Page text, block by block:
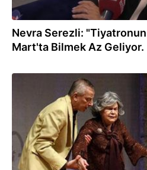
Nevra Serezli:
Mart'ta Bilmek Az Geliyor.